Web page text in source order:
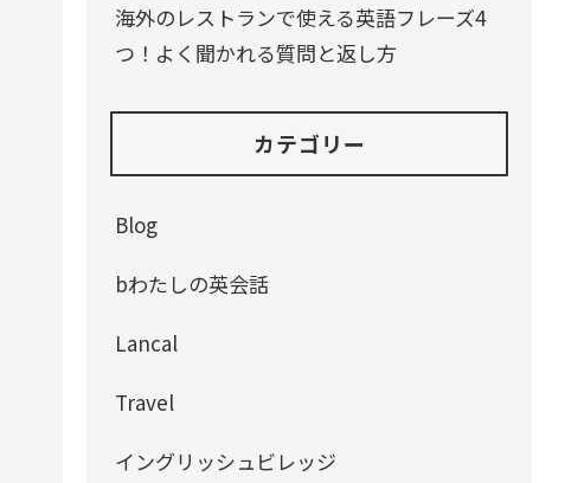
海外のレストランで使える英語フレーズ4
つ！よく聞かれる質問と返し方
カテゴリー
Blog
bわたしの英会話
Lancal
Travel
イングリッシュビレッジ